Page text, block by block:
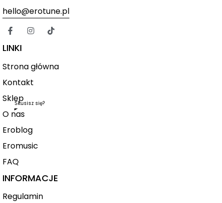
hello@erotune.pl
LINKI
Strona główna
Kontakt
Sklep
O nas
Skusisz się?
Eroblog
Eromusic
FAQ
INFORMACJE
Regulamin